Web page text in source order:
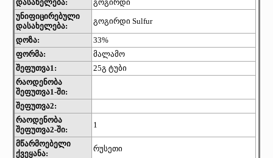
დასახელება:
გოგირდი
უნიფიცირებული
დასახელება:
გოგირდი Sulfur
დოზა:
33%
ფორმა:
მალამო
შეფუთვა1:
25გ ტუბი
რაოდენობა
შეფუთვა1-ში:
შეფუთვა2:
რაოდენობა
შეფუთვა2-ში:
1
მწარმოებელი
ქვეყანა:
რუსეთი